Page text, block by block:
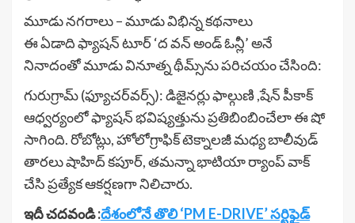
మూడు నగరాలు – మూడు విభిన్న కథనాలు
ఈ ఏడాది ఫ్యాషన్ టూర్ ‘ద వన్ అండ్ ఓన్లీ’ అనే
నినాదంతో మూడు వినూత్న థీమ్స్­ను పరిచయం చేసింది:
గురుగ్రామ్ (ఫ్యూచర్­వర్స్): డిజైనర్లు ఫాల్గుణి ,షేన్ పీకాక్
ఆధ్వర్యంలో ఫ్యాషన్ భవిష్యత్తును ప్రతిబింబించేలా ఈ షో
సాగింది. రోబోట్లు, హోలోగ్రాఫిక్ టెక్నాలజీ మధ్య బాలీవుడ్
తారలు షాహిద్ కపూర్, తమన్నా భాటియా ర్యాంప్ వాక్
చేసి ప్రత్యేక ఆకర్షణగా నిలిచారు.
ఇదీ చదవండి :దేశంలోనే తొలి ‘PM E-DRIVE’ సర్టిఫైడ్